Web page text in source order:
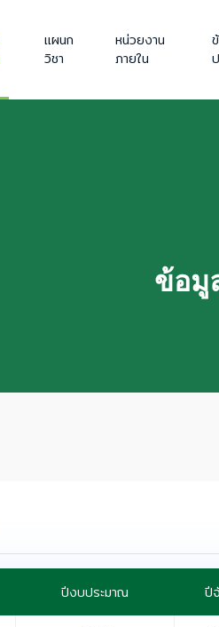
แผนก
วิชา
หน่วยงาน
ภายใน
ข้อมู
ปีงบประมาณ ปี